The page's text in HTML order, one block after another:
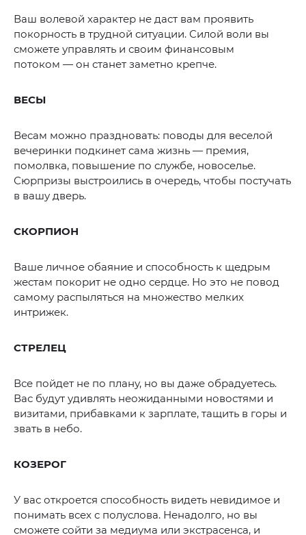
Ваш волевой характер не даст вам проявить
покорность в трудной ситуации. Силой воли вы
сможете управлять и своим финансовым
потоком — он станет заметно крепче.
ВЕСЫ
Весам можно праздновать: поводы для веселой
вечеринки подкинет сама жизнь — премия,
помолвка, повышение по службе, новоселье.
Сюрпризы выстроились в очередь, чтобы постучать
в вашу дверь.
СКОРПИОН
Ваше личное обаяние и способность к щедрым
жестам покорит не одно сердце. Но это не повод
самому распыляться на множество мелких
интрижек.
СТРЕЛЕЦ
Все пойдет не по плану, но вы даже обрадуетесь.
Вас будут удивлять неожиданными новостями и
визитами, прибавками к зарплате, тащить в горы и
звать в небо.
КОЗЕРОГ
У вас откроется способность видеть невидимое и
понимать всех с полуслова. Ненадолго, но вы
сможете сойти за медиума или экстрасенса, и